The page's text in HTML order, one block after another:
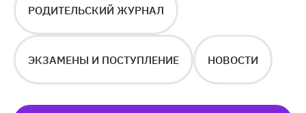
РОДИТЕЛЬСКИЙ ЖУРНАЛ
ЭКЗАМЕНЫ И ПОСТУПЛЕНИЕ НОВОСТИ